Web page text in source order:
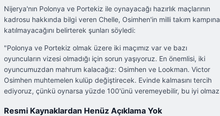
Nijerya'nın Polonya ve Portekiz ile oynayacağı hazırlık maçlarının
kadrosu hakkında bilgi veren Chelle, Osimhen'in milli takım kampına
katılmayacağını belirterek şunları söyledi:
"Polonya ve Portekiz olmak üzere iki maçımız var ve bazı
oyuncuların vizesi olmadığı için sorun yaşıyoruz. En önemlisi, iki
oyuncumuzdan mahrum kalacağız: Osimhen ve Lookman. Victor
Osimhen muhtemelen kulüp değiştirecek. Evinde kalmasını tercih
ediyoruz, çünkü oynarsa yüzde 100'ünü veremeyebilir, bu iyi
Resmi Kaynaklardan Henüz Açıklama Yok